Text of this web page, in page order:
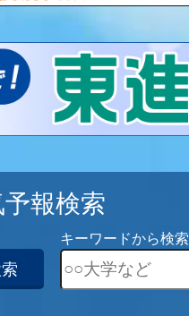
報検索
キーワードから検索